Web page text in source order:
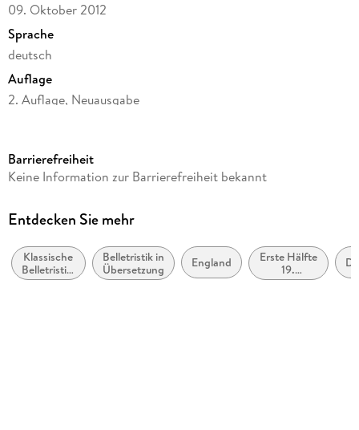
09. Oktober 2012
Sprache
deutsch
Auflage
2. Auflage, Neuausgabe
Reihe
Autor/Autorin
Übersetzung
Andrea Ott
Barrierefreiheit
Keine Information zur Barrierefreiheit bekannt
Entdecken Sie mehr
Klassische
Belletristik:
allgemein
Belletristik in
Übersetzung
England
Erste Hälfte
19.
Jahrhundert